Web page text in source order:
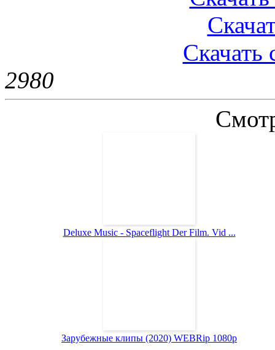
Скачать
2980
Deluxe Music - Spaceflight Der Film. Vid ...
Зарубежные клипы (2020) WEBRip 1080p